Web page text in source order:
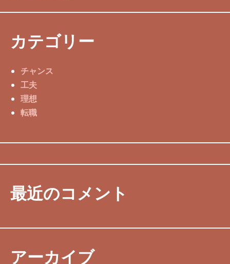
カテゴリー
チャンス
工夫
理想
転職
最近のコメント
アーカイブ